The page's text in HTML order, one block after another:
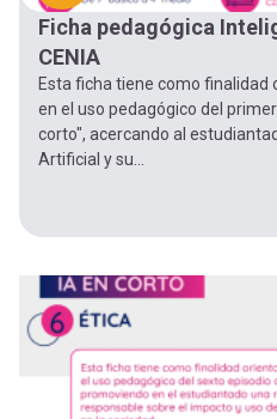
Ficha pedagógica
CENIA
Esta ficha tiene como finalidad
en el uso pedagógico del
corto", acercando al
Artificial y su...